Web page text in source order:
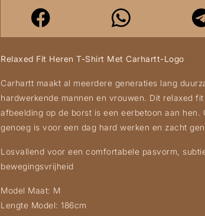
Relaxed Fit Heren T-Shirt Met Carhartt-Logo
Carhartt maakt al meerdere generaties lang
hardwerkende mannen en vrouwen. Dit relaxed
afbeelding op de borst is een eerbetoon aan hen.
genoeg is voor een dag hard werken en zacht
Losvallend voor een comfortabele pasvorm,
bewegingsvrijheid
Model Maat: M
Lengte Model: 186cm